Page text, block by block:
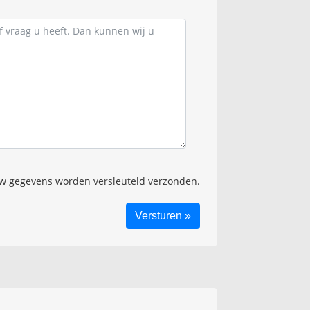
gegevens worden versleuteld verzonden.